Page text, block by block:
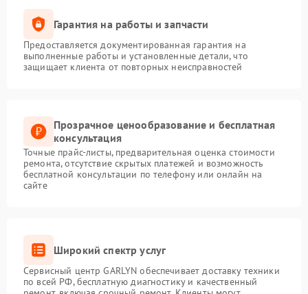
Гарантия на работы и запчасти
Предоставляется документированная гарантия на
выполненные работы и установленные детали, что
защищает клиента от повторных неисправностей
Прозрачное ценообразование и бесплатная
консультация
Точные прайс-листы, предварительная оценка стоимости
ремонта, отсутствие скрытых платежей и возможность
бесплатной консультации по телефону или онлайн на
сайте
Широкий спектр услуг
Сервисный центр GARLYN обеспечивает доставку техники
по всей РФ, бесплатную диагностику и качественный